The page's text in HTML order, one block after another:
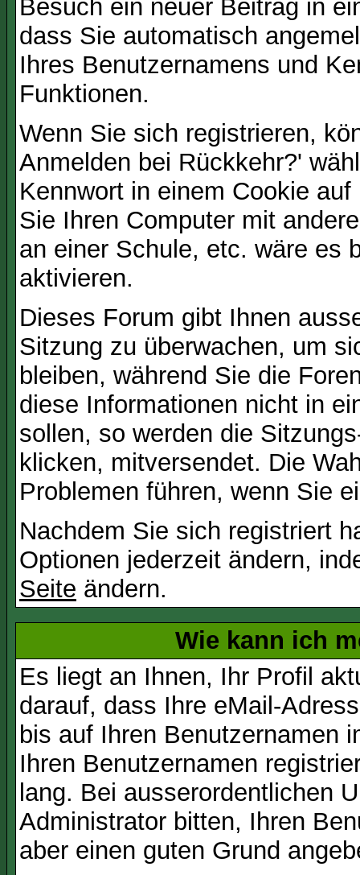
Besuch ein neuer Beitrag in
dass Sie automatisch
Ihres Benutzernamens und
Funktionen.
Wenn Sie sich registrieren,
Anmelden bei Rückkehr?'
Kennwort in einem Cookie
Sie Ihren Computer mit
an einer Schule, etc. wäre es
aktivieren.
Dieses Forum gibt Ihnen
Sitzung zu überwachen, um
bleiben, während Sie die
diese Informationen nicht in
sollen, so werden die
klicken, mitversendet. Die
Problemen führen, wenn Sie
Nachdem Sie sich registriert
Optionen jederzeit ändern,
Seite ändern.
Wie kann ich
Es liegt an Ihnen, Ihr Profil
darauf, dass Ihre eMail-
bis auf Ihren Benutzernamen
Ihren Benutzernamen
lang. Bei ausserordentlichen
Administrator bitten, Ihren
aber einen guten Grund